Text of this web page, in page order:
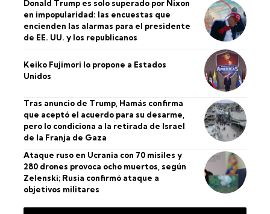
Donald Trump es solo superado por Nixon
en impopularidad: las encuestas que
encienden las alarmas para el presidente
de EE. UU. y los republicanos
Keiko Fujimori lo propone a Estados
Unidos
Tras anuncio de Trump, Hamás confirma
que aceptó el acuerdo para su desarme,
pero lo condiciona a la retirada de Israel
de la Franja de Gaza
Ataque ruso en Ucrania con 70 misiles y
280 drones provoca ocho muertos, según
Zelenski; Rusia confirmó ataque a
objetivos militares